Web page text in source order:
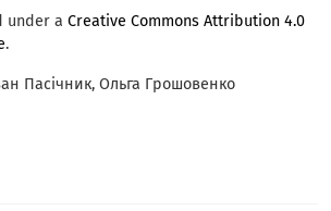
under a Creative Commons Attribution 4.0
.
Пасічник, Ольга Грошовенко